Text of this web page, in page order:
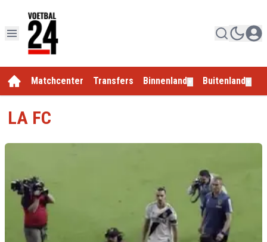
Matchcenter Transfers Binnenland Buitenland
LA FC